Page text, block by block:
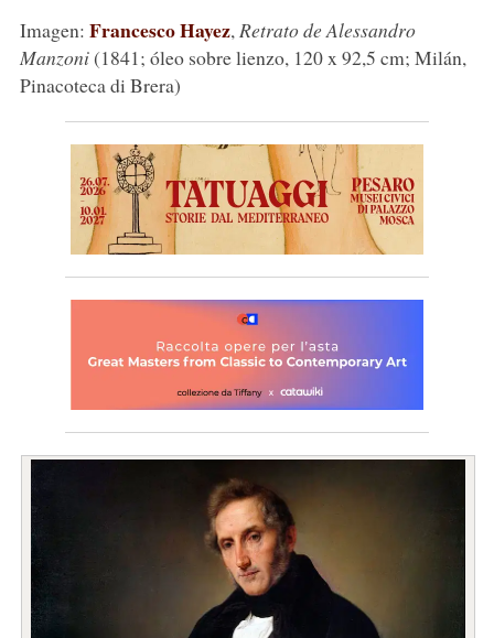
Imagen: Francesco Hayez, Retrato de Alessandro
Manzoni(1841; óleo sobre lienzo, 120 x 92,5 cm; Milán,
Pinacoteca di Brera)